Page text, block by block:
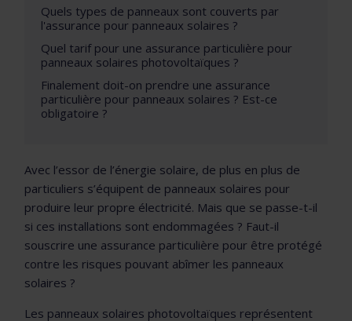
Quels types de panneaux sont couverts par
l'assurance pour panneaux solaires ?
Quel tarif pour une assurance particulière pour
panneaux solaires photovoltaïques ?
Finalement doit-on prendre une assurance
particulière pour panneaux solaires ? Est-ce
obligatoire ?
Avec l’essor de l’énergie solaire, de plus en plus de
particuliers s’équipent de panneaux solaires pour
produire leur propre électricité. Mais que se passe-t-il
si ces installations sont endommagées ? Faut-il
souscrire une assurance particulière pour être protégé
contre les risques pouvant abîmer les panneaux
solaires ?
Les panneaux solaires photovoltaïques représentent